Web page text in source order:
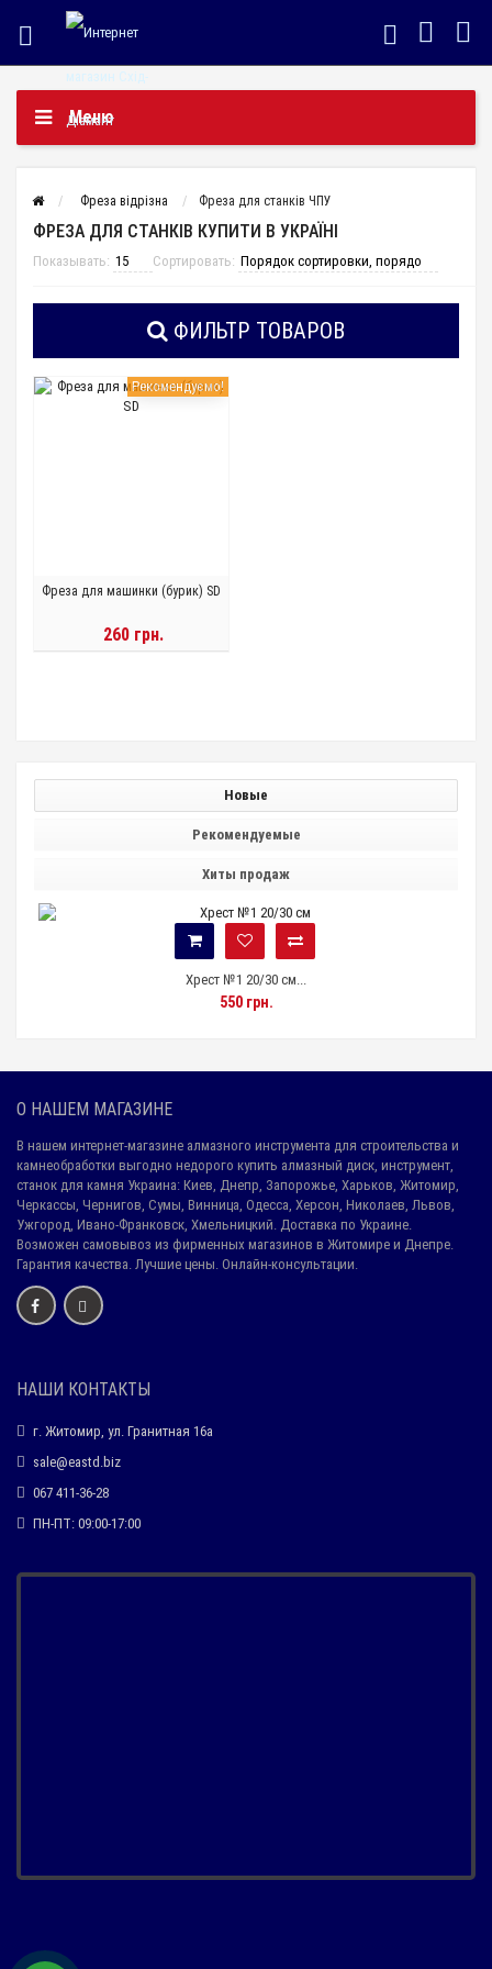
Меню
Фреза відрізна Фреза для станків ЧПУ
ФРЕЗА ДЛЯ СТАНКІВ КУПИТИ В УКРАЇНІ
Показывать: Сортировать:
ФИЛЬТР ТОВАРОВ
Рекомендуємо!
Фреза для машинки (бурик) SD
260 грн.
Новые
Рекомендуемые
Хиты продаж
Хрест №1 20/30 см...
550 грн.
О НАШЕМ МАГАЗИНЕ
В нашем интернет-магазине алмазного инструмента для строительства и
камнеобработки выгодно недорого купить алмазный диск, инструмент,
станок для камня Украина: Киев, Днепр, Запорожье, Харьков, Житомир,
Черкассы, Чернигов, Сумы, Винница, Одесса, Херсон, Николаев, Львов,
Ужгород, Ивано-Франковск, Хмельницкий. Доставка по Украине.
Возможен самовывоз из фирменных магазинов в Житомире и Днепре.
Гарантия качества. Лучшие цены. Онлайн-консультации.
НАШИ КОНТАКТЫ
г. Житомир, ул. Гранитная 16а
sale@eastd.biz
067 411-36-28
ПН-ПТ: 09:00-17:00